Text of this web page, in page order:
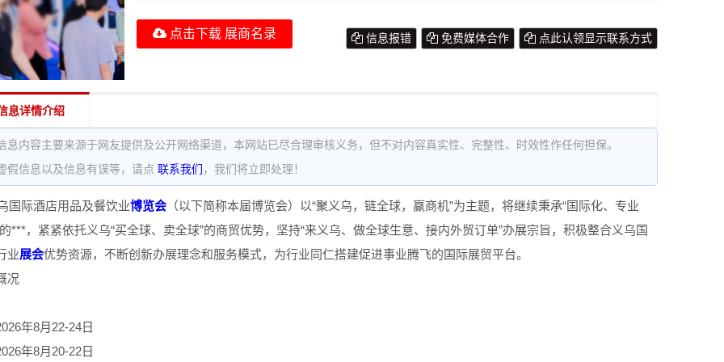
点击下载 展商名录 点此认领显示联系方式
免费媒体合作
信息报错
息详情介绍
息内容主要来源于网友提供及公开网络渠道，本网站已尽合理审核义务，但不对内容真实性、完整性、时效性作任何担保。
假信息以及信息有误等，请点 联系我们 ，我们将立即处理！
国际酒店用品及餐饮业博览会 （以下简称本届博览会）以“聚义乌，链全球，赢商机”为主题，将继续秉承“国际化、专业
***，紧紧依托义乌“买全球、卖全球”的商贸优势，坚持“来义乌、做全球生意、接内外贸订单”办展宗旨，积极整合义乌国
业展会优势资源，不断创新办展理念和服务模式，为行业同仁搭建促进事业腾飞的国际展贸平台。
况
年8月22-24日
年8月20-22日